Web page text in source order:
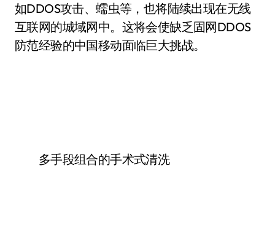
如DDOS攻击、蠕虫等，也将陆续出现在无线
互联网的城域网中。这将会使缺乏固网DDOS
防范经验的中国移动面临巨大挑战。
多手段组合的手术式清洗